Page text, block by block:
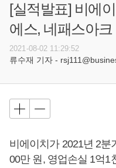
[실적발표] 비에
에스, 네패스아크
2021-08-02 11:29:52
류수재 기자 -
비에이치가 2021년 2분
00만 원, 영업손실 1억1